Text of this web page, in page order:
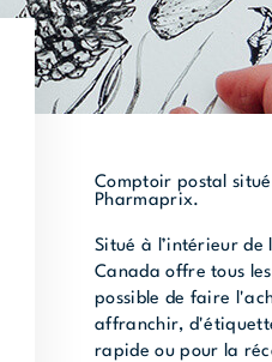
Comptoir postal
Pharmaprix.
Situé à l’intérieur de
Canada offre tous
possible de faire
affranchir,
rapide ou pour la